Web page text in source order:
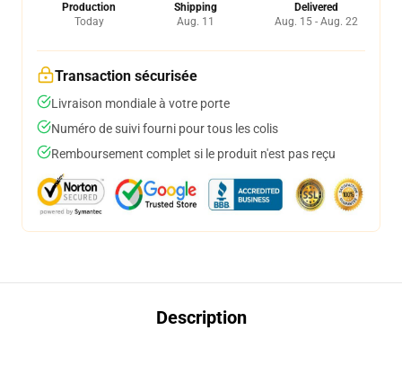
Production
Today
Shipping
Aug. 11
Delivered
Aug. 15 - Aug. 22
Transaction sécurisée
Livraison mondiale à votre porte
Numéro de suivi fourni pour tous les colis
Remboursement complet si le produit n'est pas reçu
Description